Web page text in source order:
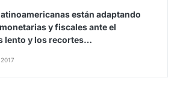
están adaptando
y fiscales ante el
lento y los recortes…